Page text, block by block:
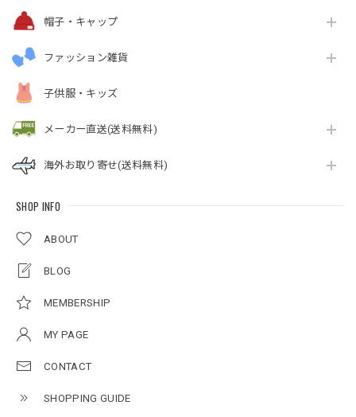
帽子・キャップ
ファッション雑貨
子供服・キッズ
メーカー直送(送料無料)
海外お取り寄せ(送料無料)
SHOP INFO
ABOUT
BLOG
MEMBERSHIP
MY PAGE
CONTACT
SHOPPING GUIDE